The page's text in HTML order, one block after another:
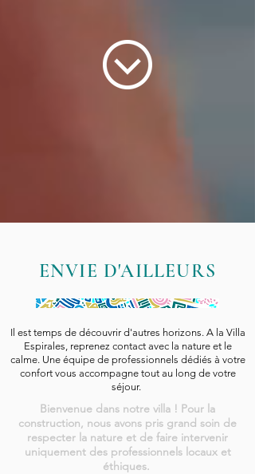
ENVIE D'AILLEURS
Il est temps de découvrir d'autres horizons. A la Villa
Espirales, reprenez contact avec la nature et le
calme. Une équipe de professionnels dédiés à votre
confort vous accompagne tout au long de votre
séjour.
Bienvenue dans notre villa ! Pour la
construction, nous avons pris grand soin de
respecter la nature et de faire intervenir
uniquement des professionnels locaux et
éthiques.